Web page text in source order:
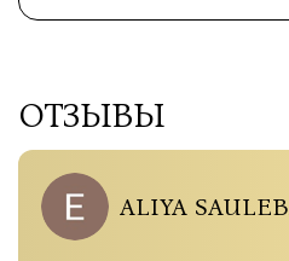
ОТЗЫВЫ
ALIYA